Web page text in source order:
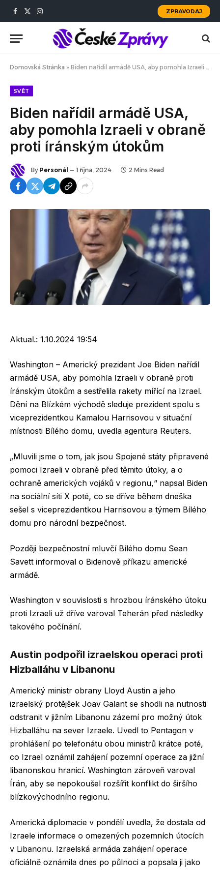
Facebook
X
Instagram
ZPRAVODAJ
Domovská Stránka » Biden nařídil armádě USA, aby pomohla Izraeli v obraně proti íránským útokům
SVĚT
Biden nařídil armádě USA,
aby pomohla Izraeli v obraně
proti íránským útokům
By Personál 1 října, 2024 2 Mins Read
Aktual.: 1.10.2024 19:54
Washington – Americký prezident Joe Biden nařídil
armádě USA, aby pomohla Izraeli v obraně proti
íránským útokům a sestřelila rakety mířící na Izrael.
Dění na Blízkém východě sleduje prezident spolu s
viceprezidentkou Kamalou Harrisovou v situační
místnosti Bílého domu, uvedla agentura Reuters.
„Mluvili jsme o tom, jak jsou Spojené státy připravené
pomoci Izraeli v obraně před těmito útoky, a o
ochraně amerických vojáků v regionu,“ napsal Biden
na sociální síti X poté, co se dříve během dneška
sešel s viceprezidentkou Harrisovou a týmem Bílého
domu pro národní bezpečnost.
Později bezpečnostní mluvčí Bílého domu Sean
Savett informoval o Bidenově příkazu americké
armádě.
Washington v souvislosti s hrozbou íránského útoku
proti Izraeli už dříve varoval Teherán před následky
takového počínání.
Austin podpořil izraelskou operaci proti
Hizballáhu v Libanonu
Americký ministr obrany Lloyd Austin a jeho
izraelský protějšek Joav Galant se shodli na nutnosti
odstranit v jižním Libanonu zázemí pro možný útok
Hizballáhu na sever Izraele. Uvedl to Pentagon v
prohlášení po telefonátu obou ministrů krátce poté,
co Izrael oznámil zahájení pozemní operace za jižní
libanonskou hranicí. Washington zároveň varoval
Írán, aby se nepokoušel rozšířit konflikt do širšího
blízkovýchodního regionu.
Americká diplomacie v pondělí uvedla, že dostala od
Izraele informace o omezených pozemních útocích
v Libanonu. Izraelská armáda zahájení operace
oficiálně oznámila dnes po půlnoci a popsala ji jako